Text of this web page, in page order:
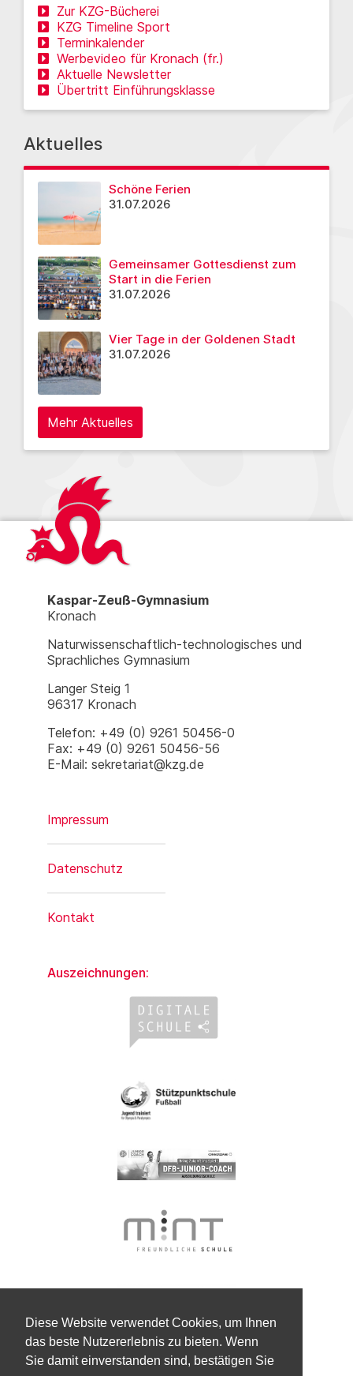
Diese Website verwendet Cookies, um Ihnen
das beste Nutzererlebnis zu bieten. Wenn
Sie damit einverstanden sind, bestätigen Sie
Zur KZG-Bücherei
KZG Timeline Sport
Terminkalender
Werbevideo für Kronach (fr.)
Aktuelle Newsletter
Übertritt Einführungsklasse
Aktuelles
Schöne Ferien
31.07.2026
Gemeinsamer Gottesdienst zum
Start in die Ferien
31.07.2026
Vier Tage in der Goldenen Stadt
31.07.2026
Mehr Aktuelles
Kaspar-Zeuß-Gymnasium
Kronach
Naturwissenschaftlich-technologisches und
Sprachliches Gymnasium
Langer Steig 1
96317 Kronach
Telefon: +49 (0) 9261 50456-0
Fax: +49 (0) 9261 50456-56
E-Mail: sekretariat@kzg.de
Impressum
Datenschutz
Kontakt
Auszeichnungen: